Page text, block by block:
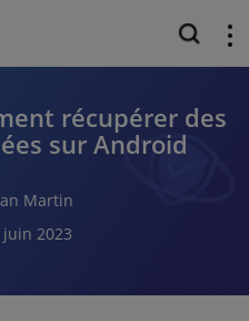
récupérer des
sur Android
Martin
juin 2023